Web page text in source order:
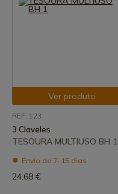
Ver produto
REF: 123
3 Claveles
TESOURA MULTIUSO BH 1
Envio de 7-15 dias
24,68 €